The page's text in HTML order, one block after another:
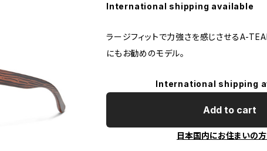
International shipping available
ラージフィットで力強さを感じさせるA-
にもお勧めのモデル。
International shipping
Add to cart
日本国内にお住まいの